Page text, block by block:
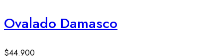
Ovalado Damasco
$44.900